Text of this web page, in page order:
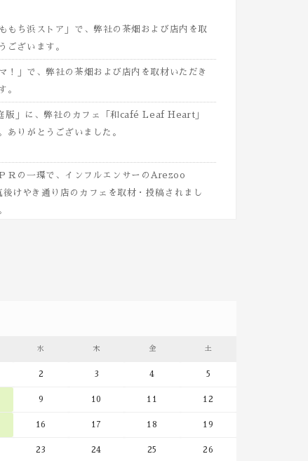
もち浜ストア」で、弊社の茶畑および店内を取
ございます。
」で、弊社の茶畑および店内を取材いただき
。
版」に、弊社のカフェ「和café Leaf Heart」
ありがとうございました。
Ｒの一環で、インフルエンサーのArezoo
けやき通り店のカフェを取材・投稿されまし
りがとうございます。
り八女抹茶について取材いただきました。あ
れません。
水 木 金 土
2 3 4 5
9 10 11 12
16 17 18 19
23 24 25 26